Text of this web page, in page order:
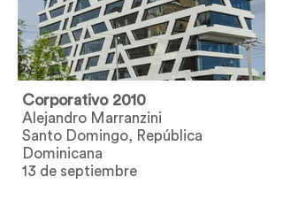
Corporativo 2010
Alejandro Marranzini
Santo Domingo, República
Dominicana
13 de septiembre